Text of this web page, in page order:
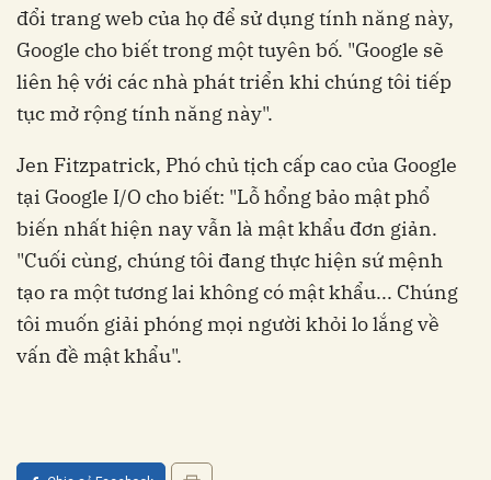
đổi trang web của họ để sử dụng tính năng này,
Google cho biết trong một tuyên bố. "Google sẽ
liên hệ với các nhà phát triển khi chúng tôi tiếp
tục mở rộng tính năng này".
Jen Fitzpatrick, Phó chủ tịch cấp cao của Google
tại Google I/O cho biết: "Lỗ hổng bảo mật phổ
biến nhất hiện nay vẫn là mật khẩu đơn giản.
"Cuối cùng, chúng tôi đang thực hiện sứ mệnh
tạo ra một tương lai không có mật khẩu... Chúng
tôi muốn giải phóng mọi người khỏi lo lắng về
vấn đề mật khẩu".